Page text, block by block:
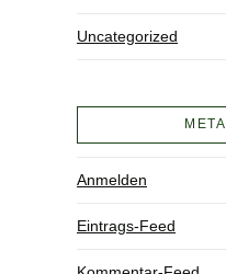
Uncategorized
META
Anmelden
Eintrags-Feed